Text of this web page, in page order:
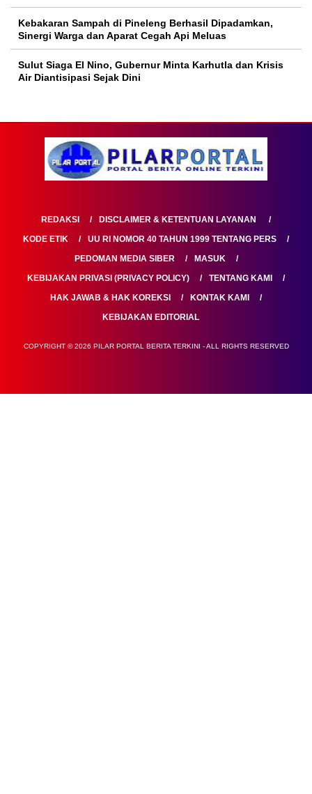
Kebakaran Sampah di Pineleng Berhasil Dipadamkan,
Sinergi Warga dan Aparat Cegah Api Meluas
Sulut Siaga El Nino, Gubernur Minta Karhutla dan Krisis
Air Diantisipasi Sejak Dini
REDAKSI
DISCLAIMER & KETENTUAN LAYANAN
KODE ETIK
UU RI NOMOR 40 TAHUN 1999 TENTANG PERS
PEDOMAN MEDIA SIBER
MASUK
KEBIJAKAN PRIVASI (PRIVACY POLICY)
TENTANG KAMI
HAK JAWAB & HAK KOREKSI
KONTAK KAMI
KEBIJAKAN EDITORIAL
COPYRIGHT © 2026 PILAR PORTAL BERITA TERKINI - ALL RIGHTS RESERVED